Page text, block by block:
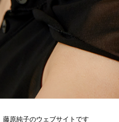
原純子のウェブサイトです